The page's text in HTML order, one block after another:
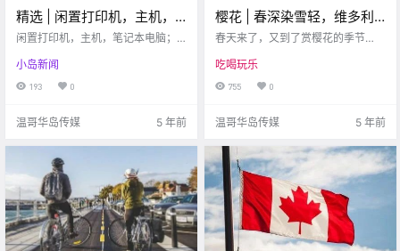
精选 | 闲置打印机，主机，
笔记本电脑；DT公寓出租；
司店，中餐厅招人啦~
闲置打印机，主机，笔记本电脑；D
房；寿司店，中餐厅招人啦~
小岛新闻
193 0
温哥华岛传媒 5 年前
樱花 | 春深染雪轻，维多利
亚迎来赏樱季！一起来看那
春天来了，又到了赏樱花的季节
被粉色的花海包裹着。今天，就让
小编带大家看看，维多利亚都有哪
吃喝玩乐
755 0
温哥华岛传媒 5 年前